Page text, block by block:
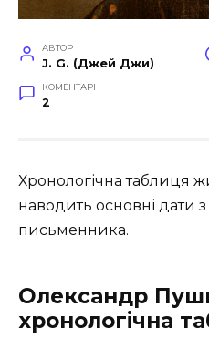
АВТОР
J. G. (Джей Джи)
КОМЕНТАРІ
2
Хронологічна таблиця
наводить основні дати з
письменника.
Олександр
хронологічна